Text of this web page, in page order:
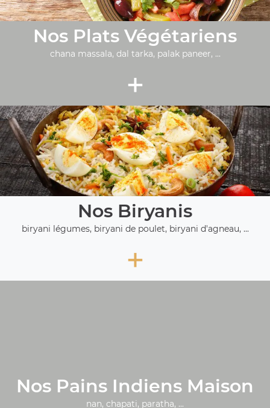
Nos Plats Végétariens
chana massala, dal tarka, palak paneer, ...
+
Nos Biryanis
biryani légumes, biryani de poulet, biryani d'agneau, ...
+
Nos Pains Indiens Maison
nan, chapati, paratha, ...